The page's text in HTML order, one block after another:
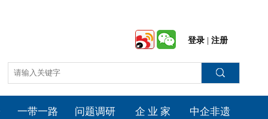
登录 注册
一带一路 问题调研 企 业 家
中企非遗